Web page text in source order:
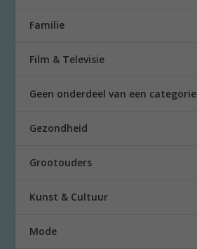
Familie
Film & Televisie
Geen onderdeel van een categorie
Gezondheid
Grootouders
Kunst & Cultuur
Mode